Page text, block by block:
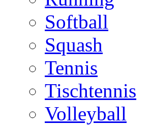
Softball
Squash
Tennis
Tischtennis
Volleyball